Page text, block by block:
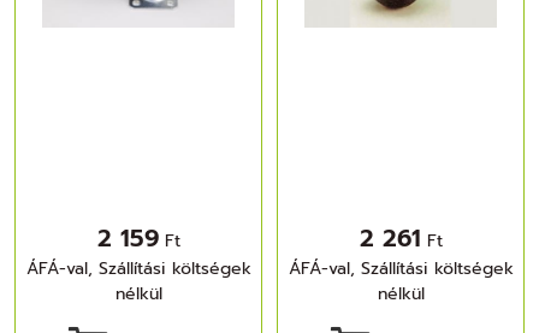
2 159 Ft
ÁFÁ-val, Szállítási költségek
nélkül
2 261 Ft
ÁFÁ-val, Szállítási költségek
nélkül